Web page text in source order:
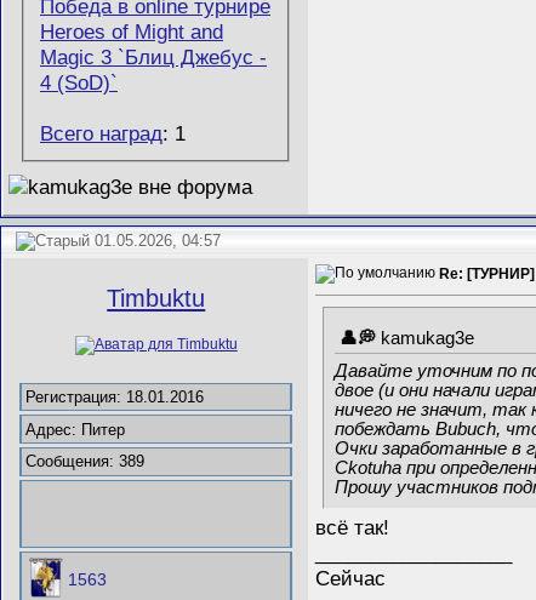
Всего наград: 1
01.05.2026, 04:57
Timbuktu
Регистрация: 18.01.2016
Адрес: Питер
Сообщения: 389
1563
Re: [ТУРНИР]
kamukag3e
Давайте уточним по
двое (и они начали
ничего не значит,
побеждать Bubuch,
Очки заработанные в
Ckotuha при
Прошу участников
всё так!
Сейчас